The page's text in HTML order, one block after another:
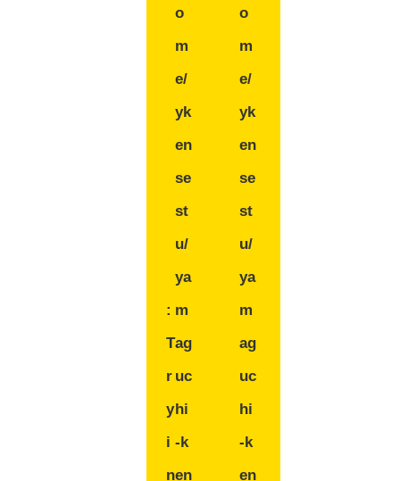
:
T
r
y
i
n
o
m
e/
yk
en
se
st
u/
ya
m
ag
uc
hi
-k
en
o
m
e/
yk
en
se
st
u/
ya
m
ag
uc
hi
-k
en